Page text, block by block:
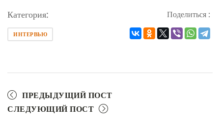
Категория:
ИНТЕРВЬЮ
Поделиться :
ПРЕДЫДУЩИЙ ПОСТ
СЛЕДУЮЩИЙ ПОСТ